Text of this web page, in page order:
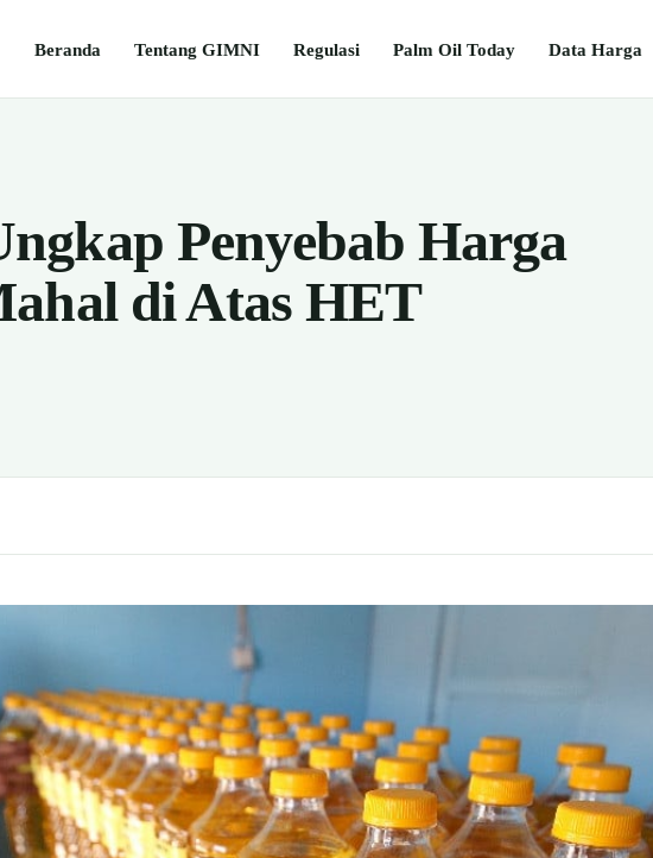
Beranda Tentang GIMNI Regulasi Palm Oil Today Data Harga
Penyebab Harga
di Atas HET